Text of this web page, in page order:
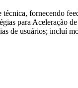
fornecendo
para Aceleração
de usuários; incluí